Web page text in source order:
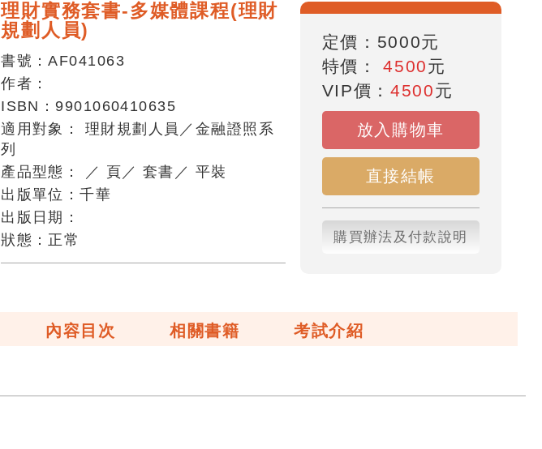
理財實務套書-多媒體課程(理財
規劃人員)
書號：AF041063
作者：
ISBN：9901060410635
適用對象： 理財規劃人員／金融證照系
列
產品型態：
／ 頁 ／ 套書 ／ 平裝
出版單位：千華
出版日期：
狀態： 正常
定價： 5000元
特價：4500元
VIP價：4500元
放入購物車
直接結帳
購買辦法及付款說明
內容目次 相關書籍 考試介紹